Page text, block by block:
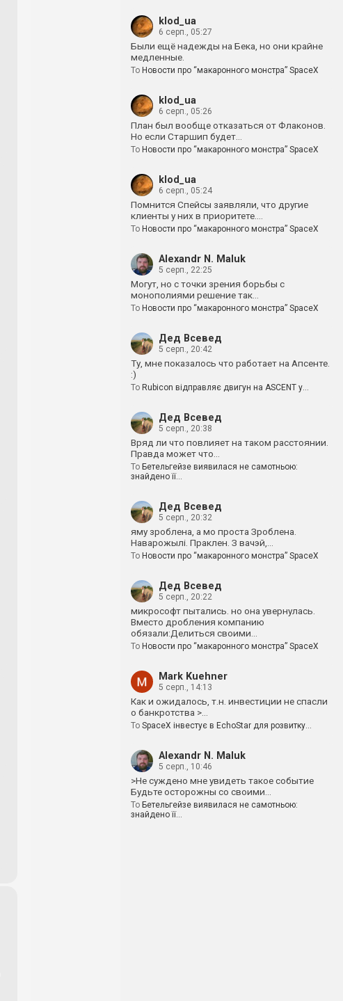
klod_ua
6 серп., 05:27
Были ещё надежды на Бека, но они крайне
медленные.
To Новости про “макаронного монстра” SpaceX
klod_ua
6 серп., 05:26
План был вообще отказаться от Флаконов.
Но если Старшип будет…
To Новости про “макаронного монстра” SpaceX
klod_ua
6 серп., 05:24
Помнится Спейсы заявляли, что другие
клиенты у них в приоритете.…
To Новости про “макаронного монстра” SpaceX
Alexandr N. Maluk
5 серп., 22:25
Могут, но с точки зрения борьбы с
монополиями решение так…
To Новости про “макаронного монстра” SpaceX
Дед Всевед
5 серп., 20:42
Ту, мне показалось что работает на Апсенте.
:)
To Rubicon відправляє двигун на ASCENT у…
Дед Всевед
5 серп., 20:38
Вряд ли что повлияет на таком расстоянии.
Правда может что…
To Бетельгейзе виявилася не самотньою:
знайдено її…
Дед Всевед
5 серп., 20:32
яму зроблена, а мо проста Зроблена.
Наварожылі. Праклен. З вачэй,…
To Новости про “макаронного монстра” SpaceX
Дед Всевед
5 серп., 20:22
микрософт пытались. но она увернулась.
Вместо дробления компанию
обязали:Делиться своими…
To Новости про “макаронного монстра” SpaceX
Mark Kuehner
5 серп., 14:13
Как и ожидалось, т.н. инвестиции не спасли
о банкротства >…
To SpaceX інвестує в EchoStar для розвитку…
Alexandr N. Maluk
5 серп., 10:46
>Не суждено мне увидеть такое событие
Будьте осторожны со своими…
To Бетельгейзе виявилася не самотньою:
знайдено її…